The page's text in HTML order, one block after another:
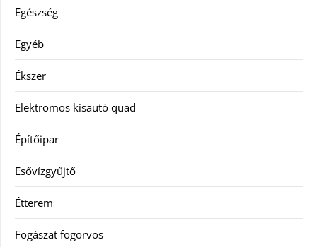
Egészség
Egyéb
Ékszer
Elektromos kisautó quad
Építőipar
Esővízgyűjtő
Étterem
Fogászat fogorvos